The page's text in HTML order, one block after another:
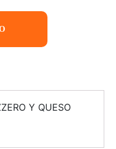
Y QUESO